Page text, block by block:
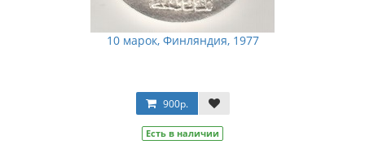
10 марок, Финляндия, 1977
900р.
Есть в наличии